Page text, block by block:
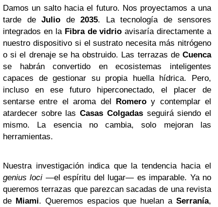
Damos un salto hacia el futuro. Nos proyectamos a una
tarde de Julio de 2035. La tecnología de sensores
integrados en la Fibra de vidrio avisaría directamente a
nuestro dispositivo si el sustrato necesita más nitrógeno
o si el drenaje se ha obstruido. Las terrazas de Cuenca
se habrán convertido en ecosistemas inteligentes
capaces de gestionar su propia huella hídrica. Pero,
incluso en ese futuro hiperconectado, el placer de
sentarse entre el aroma del Romeroy contemplar el
atardecer sobre lasCasas Colgadasseguirá siendo el
mismo. La esencia no cambia, solo mejoran las
herramientas.
Nuestra investigación indica que la tendencia hacia el
genius loci —el espíritu del lugar— es imparable. Ya no
queremos terrazas que parezcan sacadas de una revista
de Miami. Queremos espacios que huelan aSerranía,